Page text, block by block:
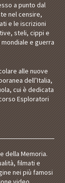
a punto dal
nel censire,
e le iscrizioni
steli, cippi e
e guerra
alle nuove
dell’Italia,
cui è dedicata
Esploratori
della Memoria.
filmati e
nei più famosi